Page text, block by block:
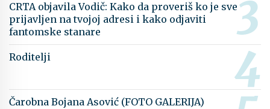
CRTA objavila Vodič: Kako da proveriš ko je sve
prijavljen na tvojoj adresi i kako odjaviti
fantomske stanare
Roditelji
Čarobna Bojana Asović (FOTO GALERIJA)